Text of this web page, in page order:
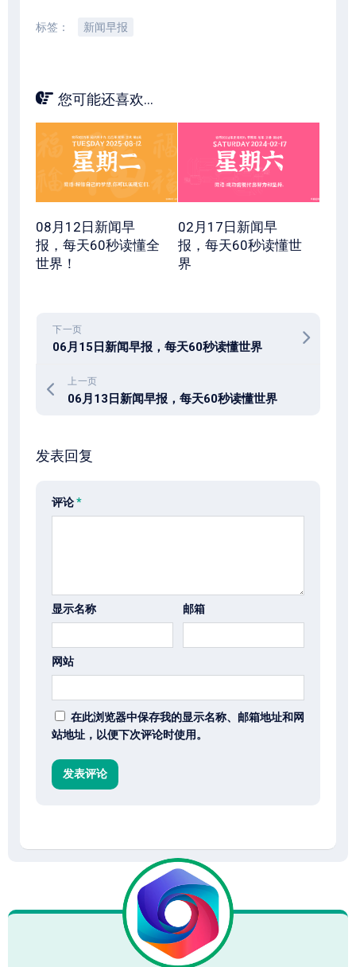
标签： 新闻早报
您可能还喜欢...
08月12日新闻早
报，每天60秒读懂全
世界！
02月17日新闻早
报，每天60秒读懂世
界
下一页
06月15日新闻早报，每天60秒读懂世界
上一页
06月13日新闻早报，每天60秒读懂世界
发表回复
评论*
显示名称 邮箱
网站
在此浏览器中保存我的显示名称、邮箱地址和网
站地址，以便下次评论时使用。